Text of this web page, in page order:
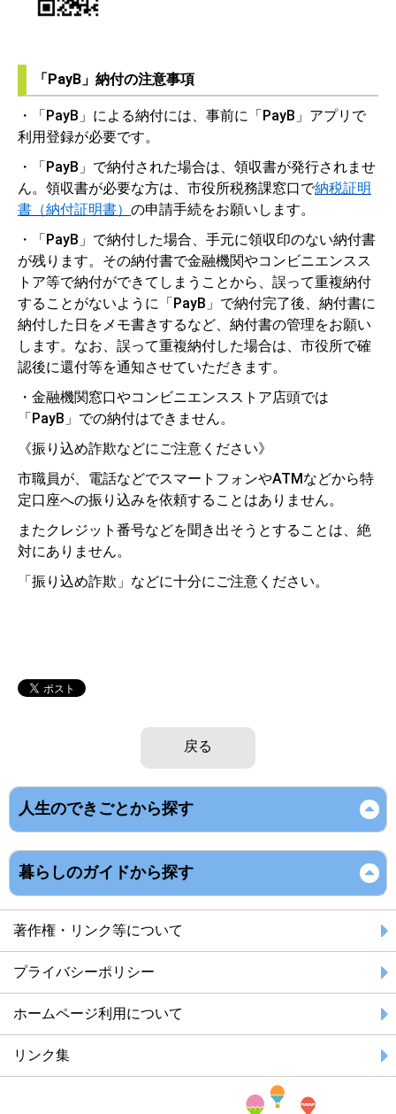
「PayB」納付の注意事項
・「PayB」による納付には、事前に「PayB」アプリで
利用登録が必要です。
・「PayB」で納付された場合は、領収書が発行されませ
ん。領収書が必要な方は、市役所税務課窓口で納税証明
書（納付証明書） の申請手続をお願いします。
・「PayB」で納付した場合、手元に領収印のない納付書
が残ります。その納付書で金融機関やコンビニエンスス
トア等で納付ができてしまうことから、誤って重複納付
することがないように「PayB」で納付完了後、納付書に
納付した日をメモ書きするなど、納付書の管理をお願い
します。なお、誤って重複納付した場合は、市役所で確
認後に還付等を通知させていただきます。
・金融機関窓口やコンビニエンスストア店頭では
「PayB」での納付はできません。
《振り込め詐欺などにご注意ください》
市職員が、電話などでスマートフォンやATMなどから特
定口座への振り込みを依頼することはありません。
またクレジット番号などを聞き出そうとすることは、絶
対にありません。
「振り込め詐欺」などに十分にご注意ください。
戻る
人生のできごとから探す
暮らしのガイドから探す
著作権・リンク等について
プライバシーポリシー
ホームページ利用について
リンク集